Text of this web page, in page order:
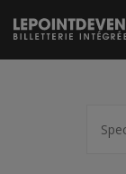
Passer
au
contenu
artiste,
lieu...